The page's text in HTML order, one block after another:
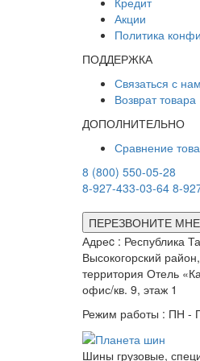
Акции
Политика
ПОДДЕРЖКА
Связаться с
Возврат товара
ДОПОЛНИТЕЛЬНО
Сравнение
8 (800) 550-05-28
8-927-433-03-64 8-
ПЕРЕЗВОНИТЕ МНЕ
Адреc : Республика
Высокогорский
территория Отель
офис/кв. 9, этаж 1
Режим работы : ПН -
Шины грузовые,